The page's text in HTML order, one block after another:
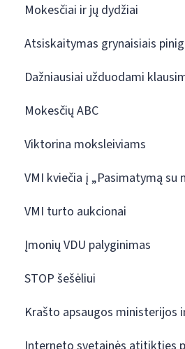
Mokesčiai ir jų dydžiai
Atsiskaitymas grynaisiais
Dažniausiai užduodami
Mokesčių ABC
Viktorina moksleiviams
VMI kviečia į „Pasimatymą su
VMI turto aukcionai
Įmonių VDU palyginimas
STOP šešėliui
Krašto apsaugos ministerijos